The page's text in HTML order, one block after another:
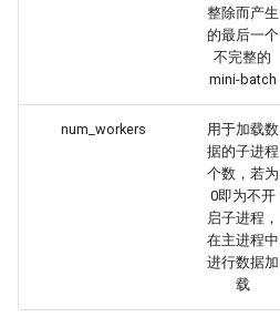
整除而产生
的最后一个
不完整的
mini-batch
num_workers
用于加载数
据的子进程
个数，若为
0即为不开
启子进程，
在主进程中
进行数据加
载